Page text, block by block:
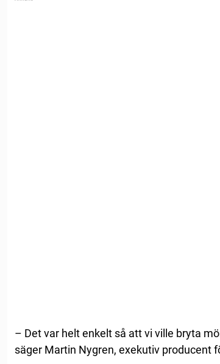
– Det var helt enkelt så att vi ville bryta
säger Martin Nygren, exekutiv producent